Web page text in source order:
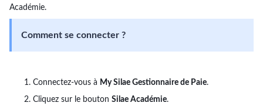
Académie.
Comment se connecter ?
Connectez-vous à My Silae Gestionnaire de Paie.
Cliquez sur le bouton Silae Académie.